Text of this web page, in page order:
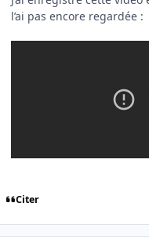
l’ai pas encore regardée :
Citer